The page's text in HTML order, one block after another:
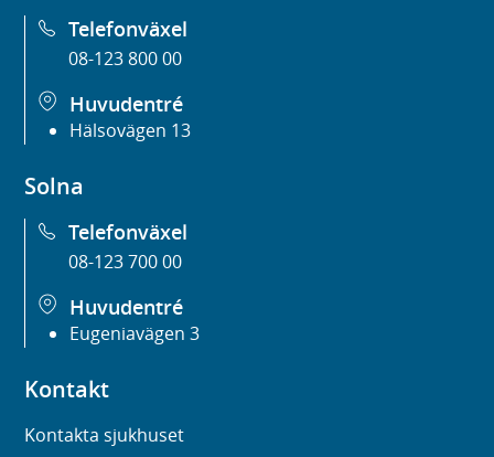
Telefonväxel
08-123 800 00
Huvudentré
Hälsovägen 13
Solna
Telefonväxel
08-123 700 00
Huvudentré
Eugeniavägen 3
Kontakt
Kontakta sjukhuset